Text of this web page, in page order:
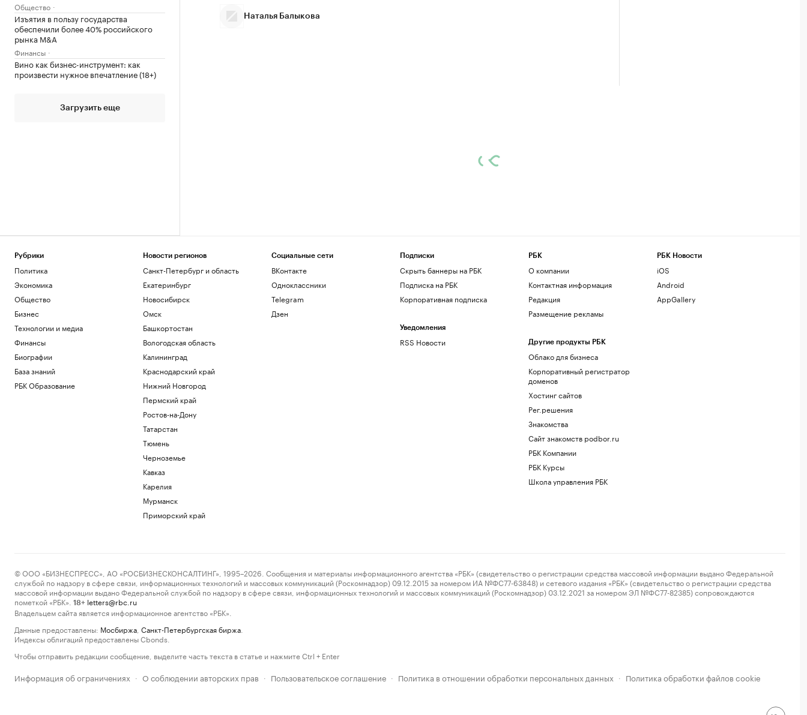
Общество
Изъятия в пользу государства
обеспечили более 40% российского
рынка M&A
Финансы
Вино как бизнес-инструмент: как
произвести нужное впечатление (18+)
Загрузить еще
Наталья Балыкова
Рубрики
Политика
Экономика
Общество
Бизнес
Технологии и медиа
Финансы
Биографии
База знаний
РБК Образование
Новости регионов
Санкт-Петербург и область
Екатеринбург
Новосибирск
Омск
Башкортостан
Вологодская область
Калининград
Краснодарский край
Нижний Новгород
Пермский край
Ростов-на-Дону
Татарстан
Тюмень
Черноземье
Кавказ
Карелия
Мурманск
Приморский край
Социальные сети
ВКонтакте
Одноклассники
Telegram
Дзен
Подписки
Скрыть баннеры на РБК
Подписка на РБК
Корпоративная подписка
Уведомления
RSS Новости
РБК
О компании
Контактная информация
Редакция
Размещение рекламы
Другие продукты РБК
Облако для бизнеса
Корпоративный регистратор
доменов
Хостинг сайтов
Рег.решения
Знакомства
Сайт знакомств podbor.ru
РБК Компании
РБК Курсы
Школа управления РБК
РБК Новости
iOS
Android
AppGallery
© ООО «БИЗНЕСПРЕСС», АО «РОСБИЗНЕСКОНСАЛТИНГ», 1995–2026. Сообщения и материалы информационного агентства «РБК» (свидетельство о регистрации средства массовой информации выдано Федеральной
службой по надзору в сфере связи, информационных технологий и массовых коммуникаций (Роскомнадзор) 09.12.2015 за номером ИА №ФС77-63848) и сетевого издания «РБК» (свидетельство о регистрации средства
массовой информации выдано Федеральной службой по надзору в сфере связи, информационных технологий и массовых коммуникаций (Роскомнадзор) 03.12.2021 за номером ЭЛ №ФС77-82385) сопровождаются
пометкой «РБК».
18+ letters@rbc.ru
Владельцем сайта является информационное агентство «РБК».
Данные предоставлены: Мосбиржа Санкт-Петербургская биржа
Индексы облигаций предоставлены Cbonds.
Чтобы отправить редакции сообщение, выделите часть текста в статье и нажмите Ctrl + Enter
Информация об ограничениях · О соблюдении авторских прав · Пользовательское соглашение · Политика в отношении обработки персональных данных · Политика обработки файлов cookie